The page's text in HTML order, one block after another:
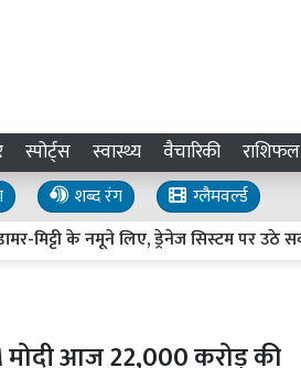
स्पोर्ट्स स्वास्थ्य वैचारिकी राशिफल
शब्द रंग
ग्लैमवर्ल्ड
के नमूने लिए, ड्रेनेज सिस्टम पर उठे सवाल
मोदी आज 22,000 करोड़ की